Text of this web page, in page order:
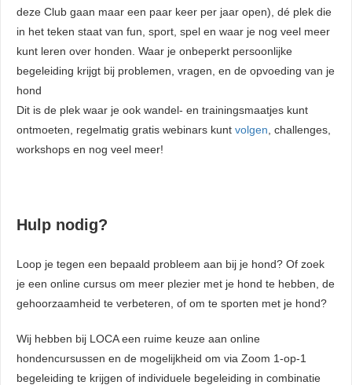
deze Club gaan maar een paar keer per jaar open), dé plek die
in het teken staat van fun, sport, spel en waar je nog veel meer
kunt leren over honden. Waar je onbeperkt persoonlijke
begeleiding krijgt bij problemen, vragen, en de opvoeding van je
hond
Dit is de plek waar je ook wandel- en trainingsmaatjes kunt
ontmoeten, regelmatig gratis webinars kunt volgen , challenges,
workshops en nog veel meer!
Hulp nodig?
Loop je tegen een bepaald probleem aan bij je hond? Of zoek
je een online cursus om meer plezier met je hond te hebben, de
gehoorzaamheid te verbeteren, of om te sporten met je hond?
Wij hebben bij LOCA een ruime keuze aan online
hondencursussen en de mogelijkheid om via Zoom 1-op-1
begeleiding te krijgen of individuele begeleiding in combinatie